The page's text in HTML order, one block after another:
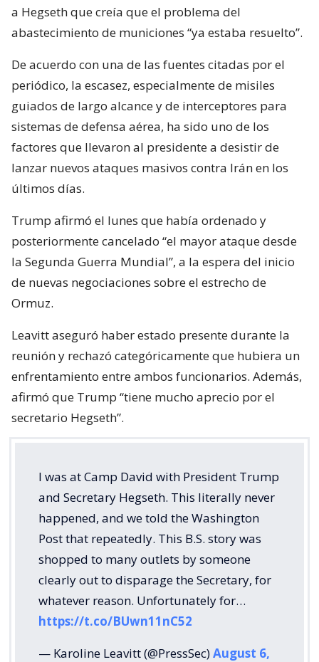
a Hegseth que creía que el problema del
abastecimiento de municiones “ya estaba resuelto”.
De acuerdo con una de las fuentes citadas por el
periódico, la escasez, especialmente de misiles
guiados de largo alcance y de interceptores para
sistemas de defensa aérea, ha sido uno de los
factores que llevaron al presidente a desistir de
lanzar nuevos ataques masivos contra Irán en los
últimos días.
Trump afirmó el lunes que había ordenado y
posteriormente cancelado “el mayor ataque desde
la Segunda Guerra Mundial”, a la espera del inicio
de nuevas negociaciones sobre el estrecho de
Ormuz.
Leavitt aseguró haber estado presente durante la
reunión y rechazó categóricamente que hubiera un
enfrentamiento entre ambos funcionarios. Además,
afirmó que Trump “tiene mucho aprecio por el
secretario Hegseth”.
I was at Camp David with President Trump
and Secretary Hegseth. This literally never
happened, and we told the Washington
Post that repeatedly. This B.S. story was
shopped to many outlets by someone
clearly out to disparage the Secretary, for
whatever reason. Unfortunately for…
https://t.co/BUwn11nC52
— Karoline Leavitt (@PressSec)August 6,